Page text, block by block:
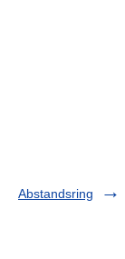
Abstandsring